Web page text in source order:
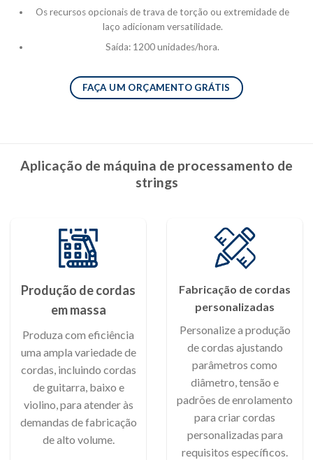
Os recursos opcionais de trava de torção ou extremidade de
laço adicionam versatilidade.
Saída: 1200 unidades/hora.
FAÇA UM ORÇAMENTO GRÁTIS
Aplicação de máquina de processamento de
strings
Produção de cordas
em massa
Produza com eficiência
uma ampla variedade de
cordas, incluindo cordas
de guitarra, baixo e
violino, para atender às
demandas de fabricação
de alto volume.
Fabricação de cordas
personalizadas
Personalize a produção
de cordas ajustando
parâmetros como
diâmetro, tensão e
padrões de enrolamento
para criar cordas
personalizadas para
requisitos específicos.